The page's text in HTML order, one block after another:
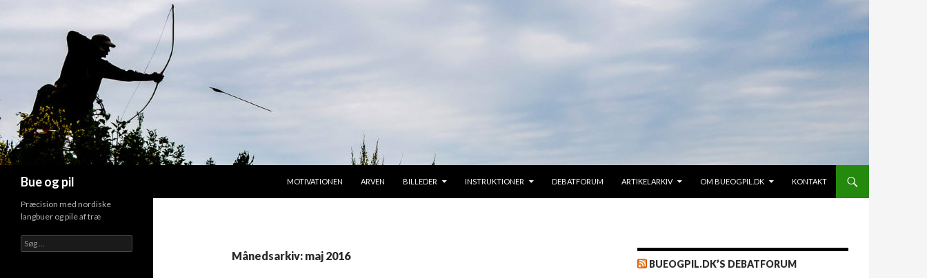
Bue og pil
MOTIVATIONEN
ARVEN BILLEDER INSTRUKTIONER DEBATFORUM ARTIKELARKIV OM BUEOGPIL.DK KONTAKT
Månedsarkiv: maj 2016
BUEOGPIL.DK’S DEBATFORUM
Præcision med nordiske
langbuer og pile af træ
Søg
efter: